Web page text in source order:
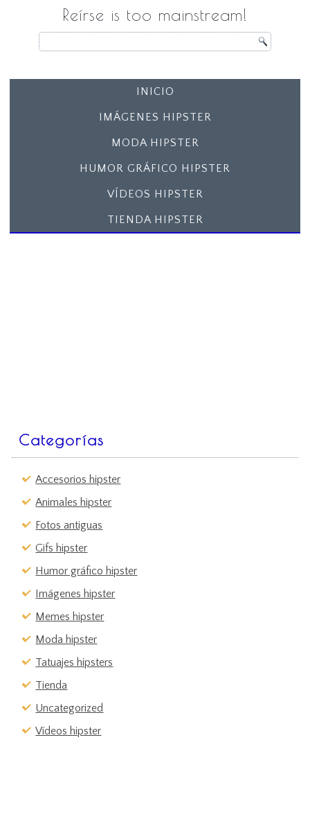
Reírse is too mainstream!
INICIO
IMÁGENES HIPSTER
MODA HIPSTER
HUMOR GRÁFICO HIPSTER
VÍDEOS HIPSTER
TIENDA HIPSTER
Categorías
Accesorios hipster
Animales hipster
Fotos antiguas
Gifs hipster
Humor gráfico hipster
Imágenes hipster
Memes hipster
Moda hipster
Tatuajes hipsters
Tienda
Uncategorized
Vídeos hipster